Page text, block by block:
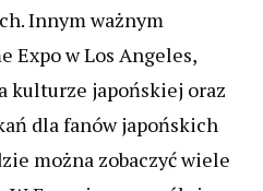
Innym ważnym
Expo w Los Angeles,
kulturze japońskiej oraz
dla fanów japońskich
można zobaczyć wiele